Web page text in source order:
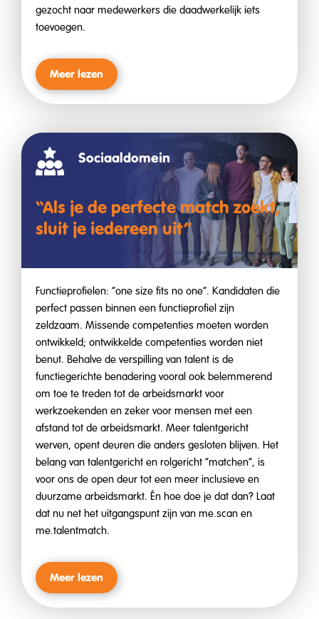
gezocht naar medewerkers die daadwerkelijk iets
toevoegen.
Meer lezen
Sociaaldomein
“Als je de perfecte match zoekt,
sluit je iedereen uit”
Functieprofielen: “one size fits no one”. Kandidaten die
perfect passen binnen een functieprofiel zijn
zeldzaam. Missende competenties moeten worden
ontwikkeld; ontwikkelde competenties worden niet
benut. Behalve de verspilling van talent is de
functiegerichte benadering vooral ook belemmerend
om toe te treden tot de arbeidsmarkt voor
werkzoekenden en zeker voor mensen met een
afstand tot de arbeidsmarkt. Meer talentgericht
werven, opent deuren die anders gesloten blijven. Het
belang van talentgericht en rolgericht “matchen”, is
voor ons de open deur tot een meer inclusieve en
duurzame arbeidsmarkt. Én hoe doe je dat dan? Laat
dat nu net het uitgangspunt zijn van me.scan en
me.talentmatch.
Meer lezen